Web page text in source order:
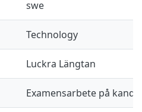
swe
Technology
Luckra Längtan
Examensarbete på